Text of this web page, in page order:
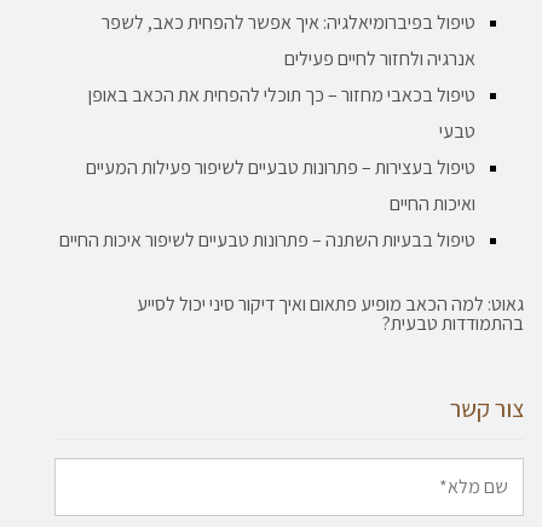
טיפול בפיברומיאלגיה: איך אפשר להפחית כאב, לשפר
אנרגיה ולחזור לחיים פעילים
טיפול בכאבי מחזור – כך תוכלי להפחית את הכאב באופן
טבעי
טיפול בעצירות – פתרונות טבעיים לשיפור פעילות המעיים
ואיכות החיים
טיפול בבעיות השתנה – פתרונות טבעיים לשיפור איכות החיים
גאוט: למה הכאב מופיע פתאום ואיך דיקור סיני יכול לסייע
בהתמודדות טבעית?
צור קשר